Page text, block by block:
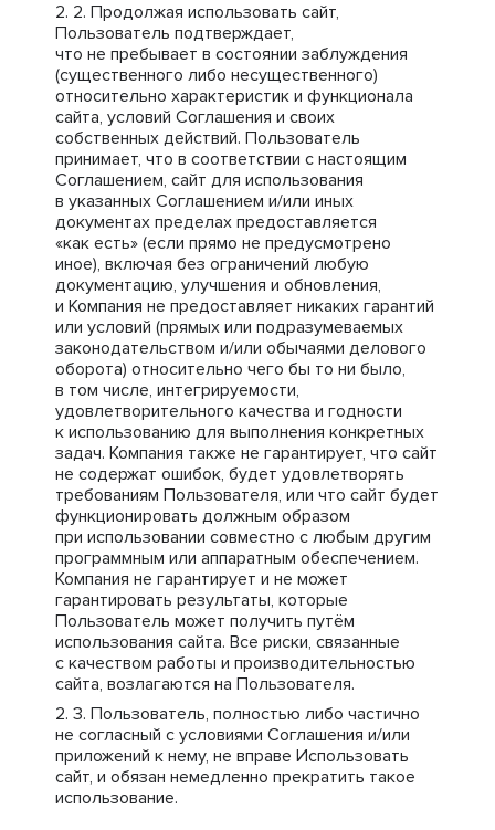
Продолжая использовать сайт,
Пользователь подтверждает,
что не пребывает в состоянии заблуждения
(существенного либо несущественного)
относительно характеристик и функционала
сайта, условий Соглашения и своих
собственных действий. Пользователь
принимает, что в соответствии с настоящим
Соглашением, сайт для использования
в указанных Соглашением и/или иных
документах пределах предоставляется
«как есть» (если прямо не предусмотрено
иное), включая без ограничений любую
документацию, улучшения и обновления,
и Компания не предоставляет никаких гарантий
или условий (прямых или подразумеваемых
законодательством и/или обычаями делового
оборота) относительно чего бы то ни было,
в том числе, интегрируемости,
удовлетворительного качества и годности
к использованию для выполнения конкретных
задач. Компания также не гарантирует, что сайт
не содержат ошибок, будет удовлетворять
требованиям Пользователя, или что сайт будет
функционировать должным образом
при использовании совместно с любым другим
программным или аппаратным обеспечением.
Компания не гарантирует и не может
гарантировать результаты, которые
Пользователь может получить путём
использования сайта. Все риски, связанные
с качеством работы и производительностью
сайта, возлагаются на Пользователя.
Пользователь, полностью либо частично
не согласный с условиями Соглашения и/или
приложений к нему, не вправе Использовать
сайт, и обязан немедленно прекратить такое
использование.